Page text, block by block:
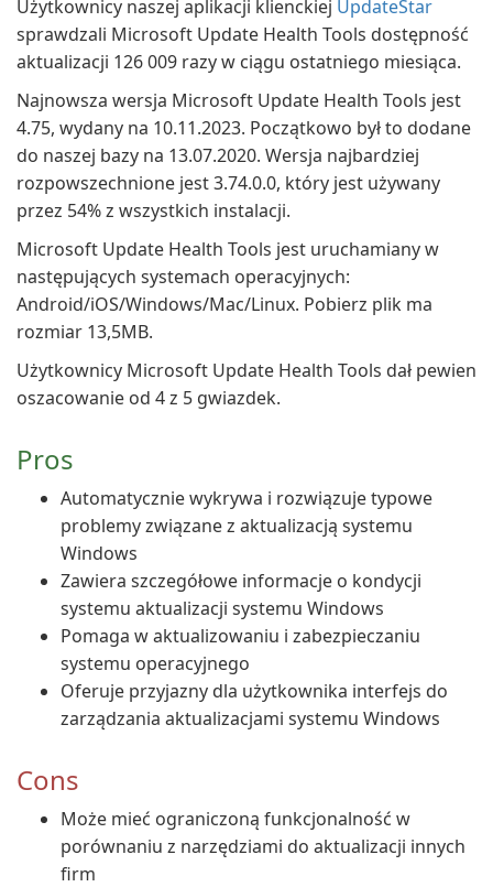
Użytkownicy naszej aplikacji klienckiej UpdateStar
sprawdzali Microsoft Update Health Tools dostępność
aktualizacji 126 009 razy w ciągu ostatniego miesiąca.
Najnowsza wersja Microsoft Update Health Tools jest
4.75, wydany na 10.11.2023. Początkowo był to dodane
do naszej bazy na 13.07.2020. Wersja najbardziej
rozpowszechnione jest 3.74.0.0, który jest używany
przez 54% z wszystkich instalacji.
Microsoft Update Health Tools jest uruchamiany w
następujących systemach operacyjnych:
Android/iOS/Windows/Mac/Linux. Pobierz plik ma
rozmiar 13,5MB.
Użytkownicy Microsoft Update Health Tools dał pewien
oszacowanie od 4 z 5 gwiazdek.
Pros
Automatycznie wykrywa i rozwiązuje typowe
problemy związane z aktualizacją systemu
Windows
Zawiera szczegółowe informacje o kondycji
systemu aktualizacji systemu Windows
Pomaga w aktualizowaniu i zabezpieczaniu
systemu operacyjnego
Oferuje przyjazny dla użytkownika interfejs do
zarządzania aktualizacjami systemu Windows
Cons
Może mieć ograniczoną funkcjonalność w
porównaniu z narzędziami do aktualizacji innych
firm